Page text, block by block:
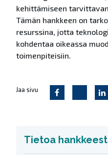
kehittämiseen
Tämän hankkeen on
resurssina, jotta
kohdentaa oikeassa
toimenpiteisiin.
Jaa sivu
Tietoa